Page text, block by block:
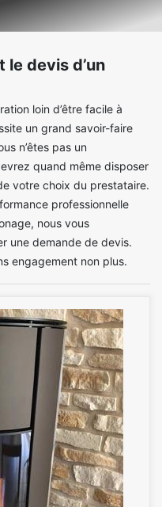
devis d’un
loin d’être facile à
un grand savoir-faire
n’êtes pas un
quand même disposer
votre choix du prestataire.
professionnelle
nous vous
une demande de devis.
engagement non plus.